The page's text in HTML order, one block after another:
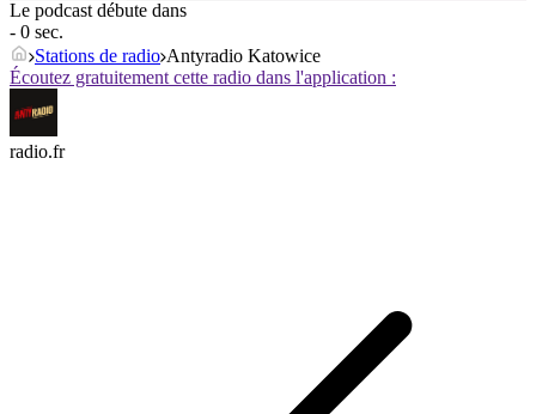
Le podcast débute dans
- 0 sec.
Stations de radio Antyradio Katowice
Écoutez gratuitement cette radio dans l'application :
radio.fr